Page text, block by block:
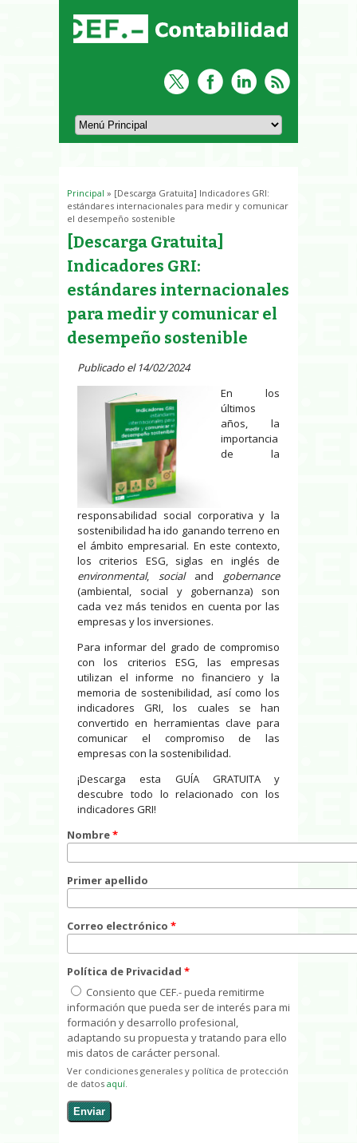
Usted está aquí
Principal » [Descarga Gratuita] Indicadores GRI:
estándares internacionales para medir y comunicar
el desempeño sostenible
[Descarga Gratuita]
Indicadores GRI:
estándares internacionales
para medir y comunicar el
desempeño sostenible
Publicado el 14/02/2024
En los
últimos
años, la
importancia
de la
responsabilidad social corporativa y la
sostenibilidad ha ido ganando terreno en
el ámbito empresarial. En este contexto,
los criterios ESG, siglas en inglés de
environmental, socialand gobernance
(ambiental, social y gobernanza) son
cada vez más tenidos en cuenta por las
empresas y los inversiones.
Para informar del grado de compromiso
con los criterios ESG, las empresas
utilizan el informe no financiero y la
memoria de sostenibilidad, así como los
indicadores GRI, los cuales se han
convertido en herramientas clave para
comunicar el compromiso de las
empresas con la sostenibilidad.
¡Descarga esta GUÍA GRATUITA y
descubre todo lo relacionado con los
indicadores GRI!
Nombre*
Primer apellido
Correo electrónico *
Política de Privacidad *
Consiento que CEF.- pueda remitirme
información que pueda ser de interés para mi
formación y desarrollo profesional,
adaptando su propuesta y tratando para ello
mis datos de carácter personal.
Ver condiciones generales y política de protección
de datos aquí